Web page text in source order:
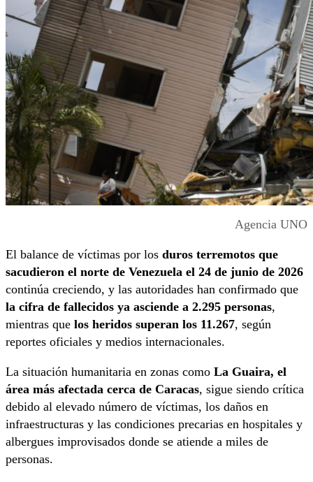
Agencia UNO
El balance de víctimas por los duros terremotos que
sacudieron el norte de Venezuela el 24 de junio de 2026
continúa creciendo, y las autoridades han confirmado que
la cifra de fallecidos ya asciende a 2.295 personas,
mientras que los heridos superan los 11.267, según
reportes oficiales y medios internacionales.
La situación humanitaria en zonas como La Guaira, el
área más afectada cerca de Caracas, sigue siendo crítica
debido al elevado número de víctimas, los daños en
infraestructuras y las condiciones precarias en hospitales y
albergues improvisados donde se atiende a miles de
personas.